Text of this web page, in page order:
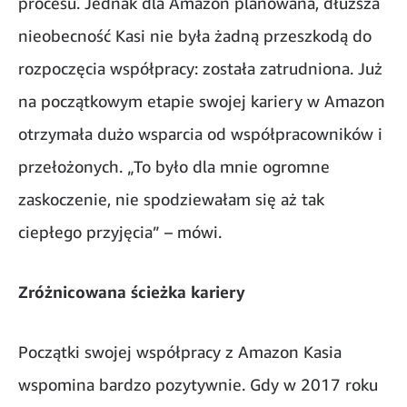
nieobecność Kasi nie była żadną przeszkodą do
rozpoczęcia współpracy: została zatrudniona. Już
na początkowym etapie swojej kariery w Amazon
otrzymała dużo wsparcia od współpracowników i
przełożonych. „To było dla mnie ogromne
zaskoczenie, nie spodziewałam się aż tak
ciepłego przyjęcia” – mówi.
Zróżnicowana ścieżka kariery
Początki swojej współpracy z Amazon Kasia
wspomina bardzo pozytywnie. Gdy w 2017 roku